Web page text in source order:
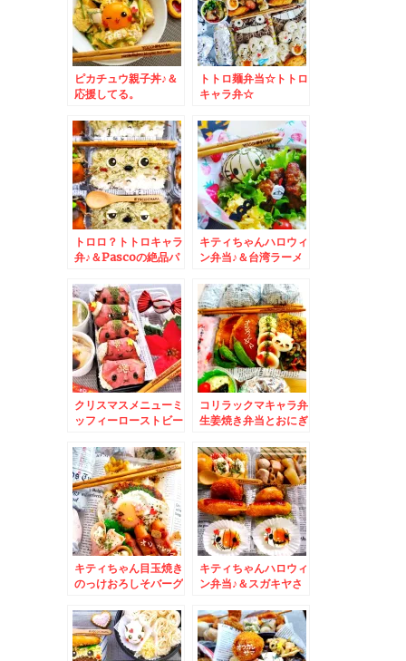
ピカチュウ親子丼♪＆
応援してる。
トトロ麺弁当☆トトロ
キャラ弁☆
トロロ？トトロキャラ
弁♪＆Pascoの絶品パ
キティちゃんハロウィ
ン弁当♪＆台湾ラーメ
クリスマスメニューミ
ッフィーローストビー
がきたぁぁぁぁぁ♪☆
コリラックマキャラ弁
生姜焼き弁当とおにぎ
「北光苑」ソウル冷麺
も絶品な件
キティちゃん目玉焼き
のっけおろしそバーグ
にぎりレシピ♪とコツ
キティちゃんハロウィ
ン弁当♪＆スガキヤさ
「豆天狗」